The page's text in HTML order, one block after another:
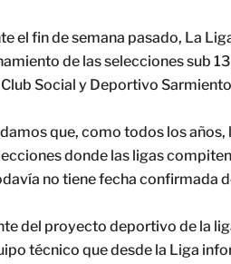
el fin de semana pasado, La
de las selecciones sub
Social y Deportivo
que, como todos los
donde las ligas
no tiene fecha confirmada
del proyecto deportivo de la
técnico que desde la Liga